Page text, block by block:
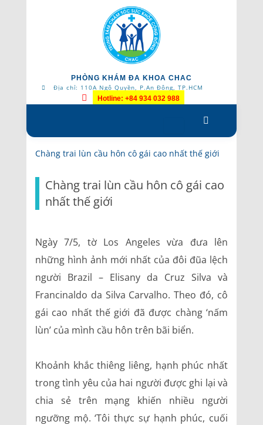
PHÒNG KHÁM ĐA KHOA CHAC
Địa chỉ: 110A Ngô Quyền, P.An Đông, TP.HCM
Hotline: +84 934 032 988
to
content
Chàng trai lùn cầu hôn cô gái cao nhất thế giới
Chàng trai lùn cầu hôn cô gái cao
nhất thế giới
Ngày 7/5, tờ Los Angeles vừa đưa lên
những hình ảnh mới nhất của đôi đũa lệch
người Brazil – Elisany da Cruz Silva và
Francinaldo da Silva Carvalho. Theo đó, cô
gái cao nhất thế giới đã được chàng ‘nấm
lùn’ của mình cầu hôn trên bãi biển.
Khoảnh khắc thiêng liêng, hạnh phúc nhất
trong tình yêu của hai người được ghi lại và
chia sẻ trên mạng khiến nhiều người
ngưỡng mộ. ‘Tôi thực sự hạnh phúc, cuối